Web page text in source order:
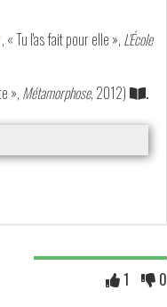
, « Tu l'as fait pour elle », L'École
», Métamorphose, 2012) .
1 0